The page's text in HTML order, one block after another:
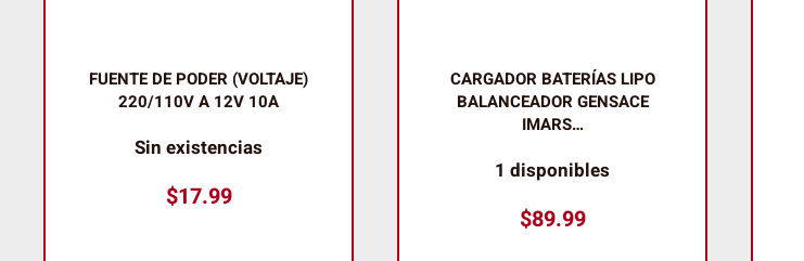
FUENTE DE PODER (VOLTAJE)
220/110V A 12V 10A
Sin existencias
$17.99
CARGADOR BATERÍAS LIPO
BALANCEADOR GENSACE
IMARS…
1 disponibles
$89.99